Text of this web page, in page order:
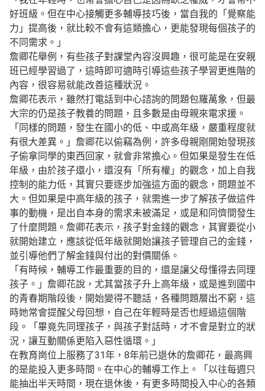
好班級。但在中心接觸更多輔導技巧後，當自我的「覺察能
力」提高後，就比較不會有這類擔心，更能發現每個孩子的
不同需求。」
詹卿花舉例，有些孩子對課堂內容沒興趣，很可能是在安親
班已經學習過了，這時即可適時引導這些孩子學習更進階的
內容，很容易就能改善這種狀況。
詹卿花表示，雖然打電話到中心諮詢的問題包羅萬象，但最
大宗的仍是孩子教養的問題，且多數是由母親來電求援。
「同樣的問題，發生在國小的低、中或高年級，嚴重程度就
有很大差異。」詹卿花以偷竊為例，許多母親剛開始發現孩
子偷拿同學的東西回家，就會非常擔心。但如果是發生在低
年級，由於孩子還小，還沒有「所有權」的觀念，加上自我
控制的能力低，其實只要逐步加強這方面的觀念，問題並不
大。但如果是中高年級的孩子，就需進一步了解孩子做這件
事的動機，是出自本身的需求未被滿足，或是和同儕間發生
了什麼問題。詹卿花表示，孩子對金錢的觀念，其實要從小
就開始建立，應該從低年級就開始讓孩子管理自己的金錢，
並引導他們了解金錢與付出的對價關係。
「有時候，輔導工作最重要的目的，還是讓父母懂得去同理
孩子。」詹卿花說，尤其當孩子升上高年級，或是進到國中
的青春期階段後，開始變得不聽話，各種問題層出不窮，這
時她常會提醒父母回想，自己在年輕時是否也經過這個階
段。「畢竟先同理孩子，與孩子對話時，才不會是對立的狀
況，讓互動關係更陷入惡性循環。」
在教育崗位上服務了31年，8年前已退休的詹卿花，最高興
的是能投入更多時間。在中心的輔導工作上。「以往每週只
能抽出半天時間，現在退休後，有更多時間投入中心的各類